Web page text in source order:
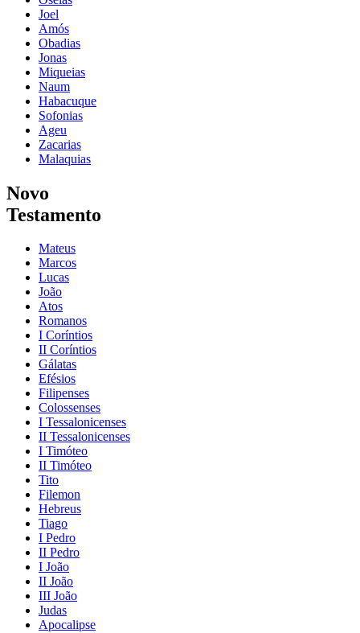
Joel
Amós
Obadias
Jonas
Miqueias
Naum
Habacuque
Sofonias
Ageu
Zacarias
Malaquias
Novo
Testamento
Mateus
Marcos
Lucas
João
Atos
Romanos
I Coríntios
II Coríntios
Gálatas
Efésios
Filipenses
Colossenses
I Tessalonicenses
II Tessalonicenses
I Timóteo
II Timóteo
Tito
Filemon
Hebreus
Tiago
I Pedro
II Pedro
I João
II João
III João
Judas
Apocalipse